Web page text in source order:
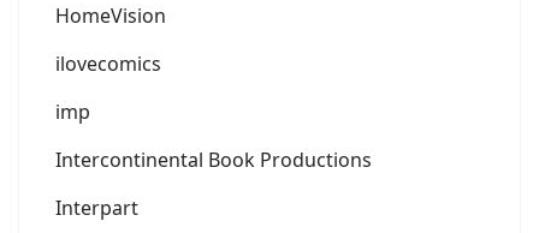
HomeVision
ilovecomics
imp
Intercontinental Book Productions
Interpart